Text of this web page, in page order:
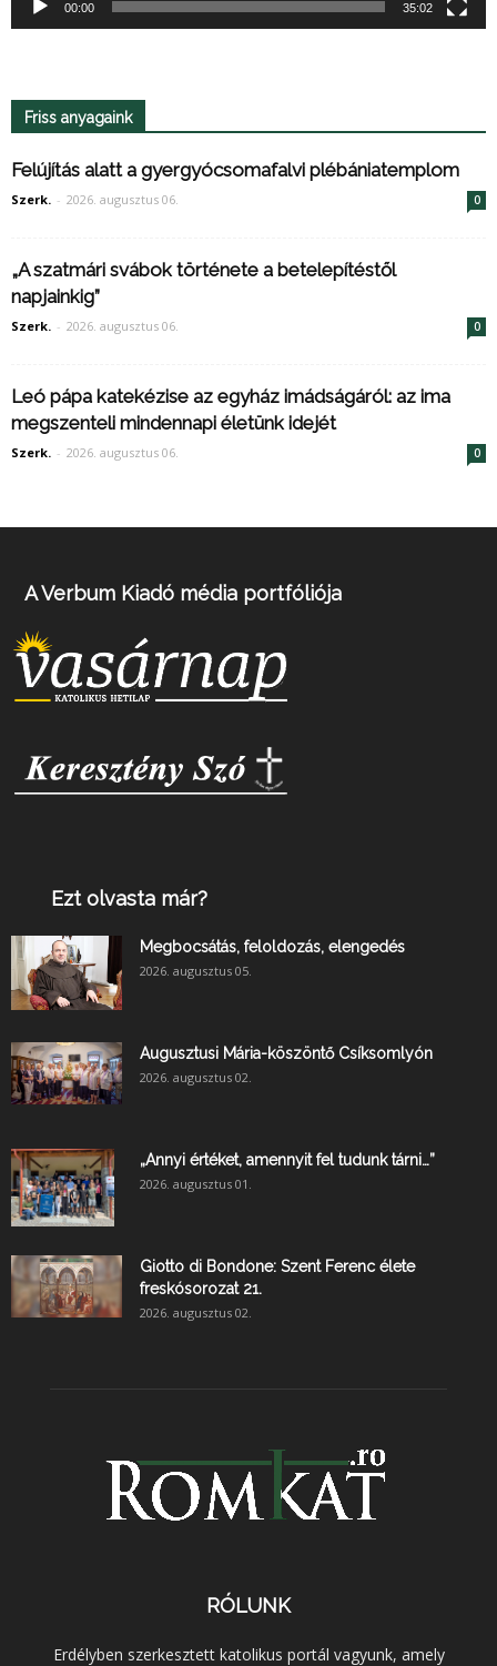
00:00 35:02
Friss anyagaink
Felújítás alatt a gyergyócsomafalvi plébániatemplom
Szerk. - 2026. augusztus 06. 0
„A szatmári svábok története a betelepítéstől
napjainkig”
Szerk. - 2026. augusztus 06. 0
Leó pápa katekézise az egyház imádságáról: az ima
megszenteli mindennapi életünk idejét
Szerk. - 2026. augusztus 06. 0
A Verbum Kiadó média portfóliója
Ezt olvasta már?
Megbocsátás, feloldozás, elengedés
2026. augusztus 05.
Augusztusi Mária-köszöntő Csíksomlyón
2026. augusztus 02.
„Annyi értéket, amennyit fel tudunk tárni…”
2026. augusztus 01.
Giotto di Bondone: Szent Ferenc élete
freskósorozat 21.
2026. augusztus 02.
RÓLUNK
Erdélyben szerkesztett katolikus portál vagyunk, amely